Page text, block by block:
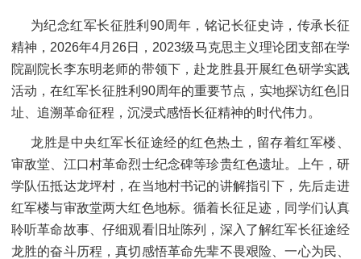
为纪念红军长征胜利90周年，铭记长征史诗，传承长征
精神，2026年4月26日，2023级马克思主义理论团支部在学
院副院长李东明老师的带领下，赴龙胜县开展红色研学实践
活动，在红军长征胜利90周年的重要节点，实地探访红色旧
址、追溯革命征程，沉浸式感悟长征精神的时代伟力。
龙胜是中央红军长征途经的红色热土，留存着红军楼、
审敌堂、江口村革命烈士纪念碑等珍贵红色遗址。上午，研
学队伍抵达龙坪村，在当地村书记的讲解指引下，先后走进
红军楼与审敌堂两大红色地标。循着长征足迹，同学们认真
聆听革命故事、仔细观看旧址陈列，深入了解红军长征途经
龙胜的奋斗历程，真切感悟革命先辈不畏艰险、一心为民、